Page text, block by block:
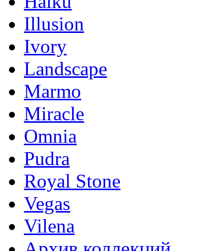
Illusion
Ivory
Landscape
Marmo
Miracle
Omnia
Pudra
Royal Stone
Vegas
Vilena